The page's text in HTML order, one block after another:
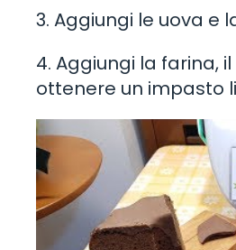
3. Aggiungi le uova e
4. Aggiungi la farina,
ottenere un impasto